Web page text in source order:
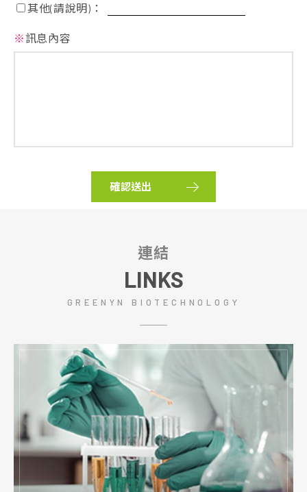
其他(請說明)：
※ 訊息內容
確認送出
連結
LINKS
GREENYN BIOTECHNOLOGY